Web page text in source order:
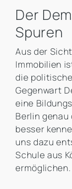
Der
Spuren
Aus der
Immobilien
die
Gegenwart
eine
Berlin genau
besser
uns dazu
Schule aus
ermöglichen.